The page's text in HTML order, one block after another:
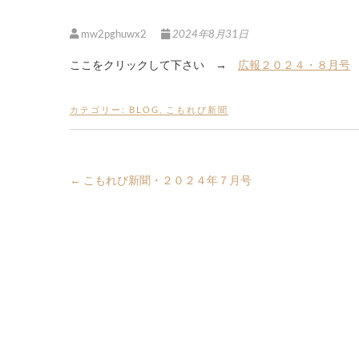
mw2pghuwx2 2024年8月31日
ここをクリックして下さい → 広報２０２４・８月号
カテゴリー: BLOG こもれび新聞
← こもれび新聞・２０２４年７月号